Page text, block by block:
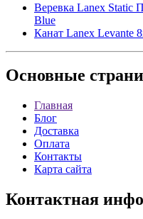
Веревка Lanex
Blue
Канат Lanex Levante
Основные
Главная
Блог
Доставка
Оплата
Контакты
Карта сайта
Контактная